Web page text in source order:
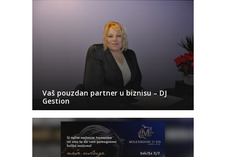
Vaš pouzdan partner u biznisu – DJ
Gestion